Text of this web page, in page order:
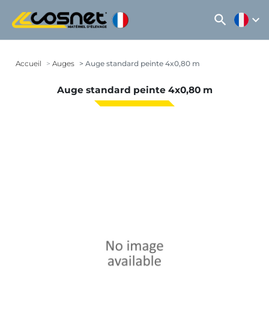
search expand_more
Accueil Auges Auge standard peinte 4x0,80 m
Auge standard peinte 4x0,80 m